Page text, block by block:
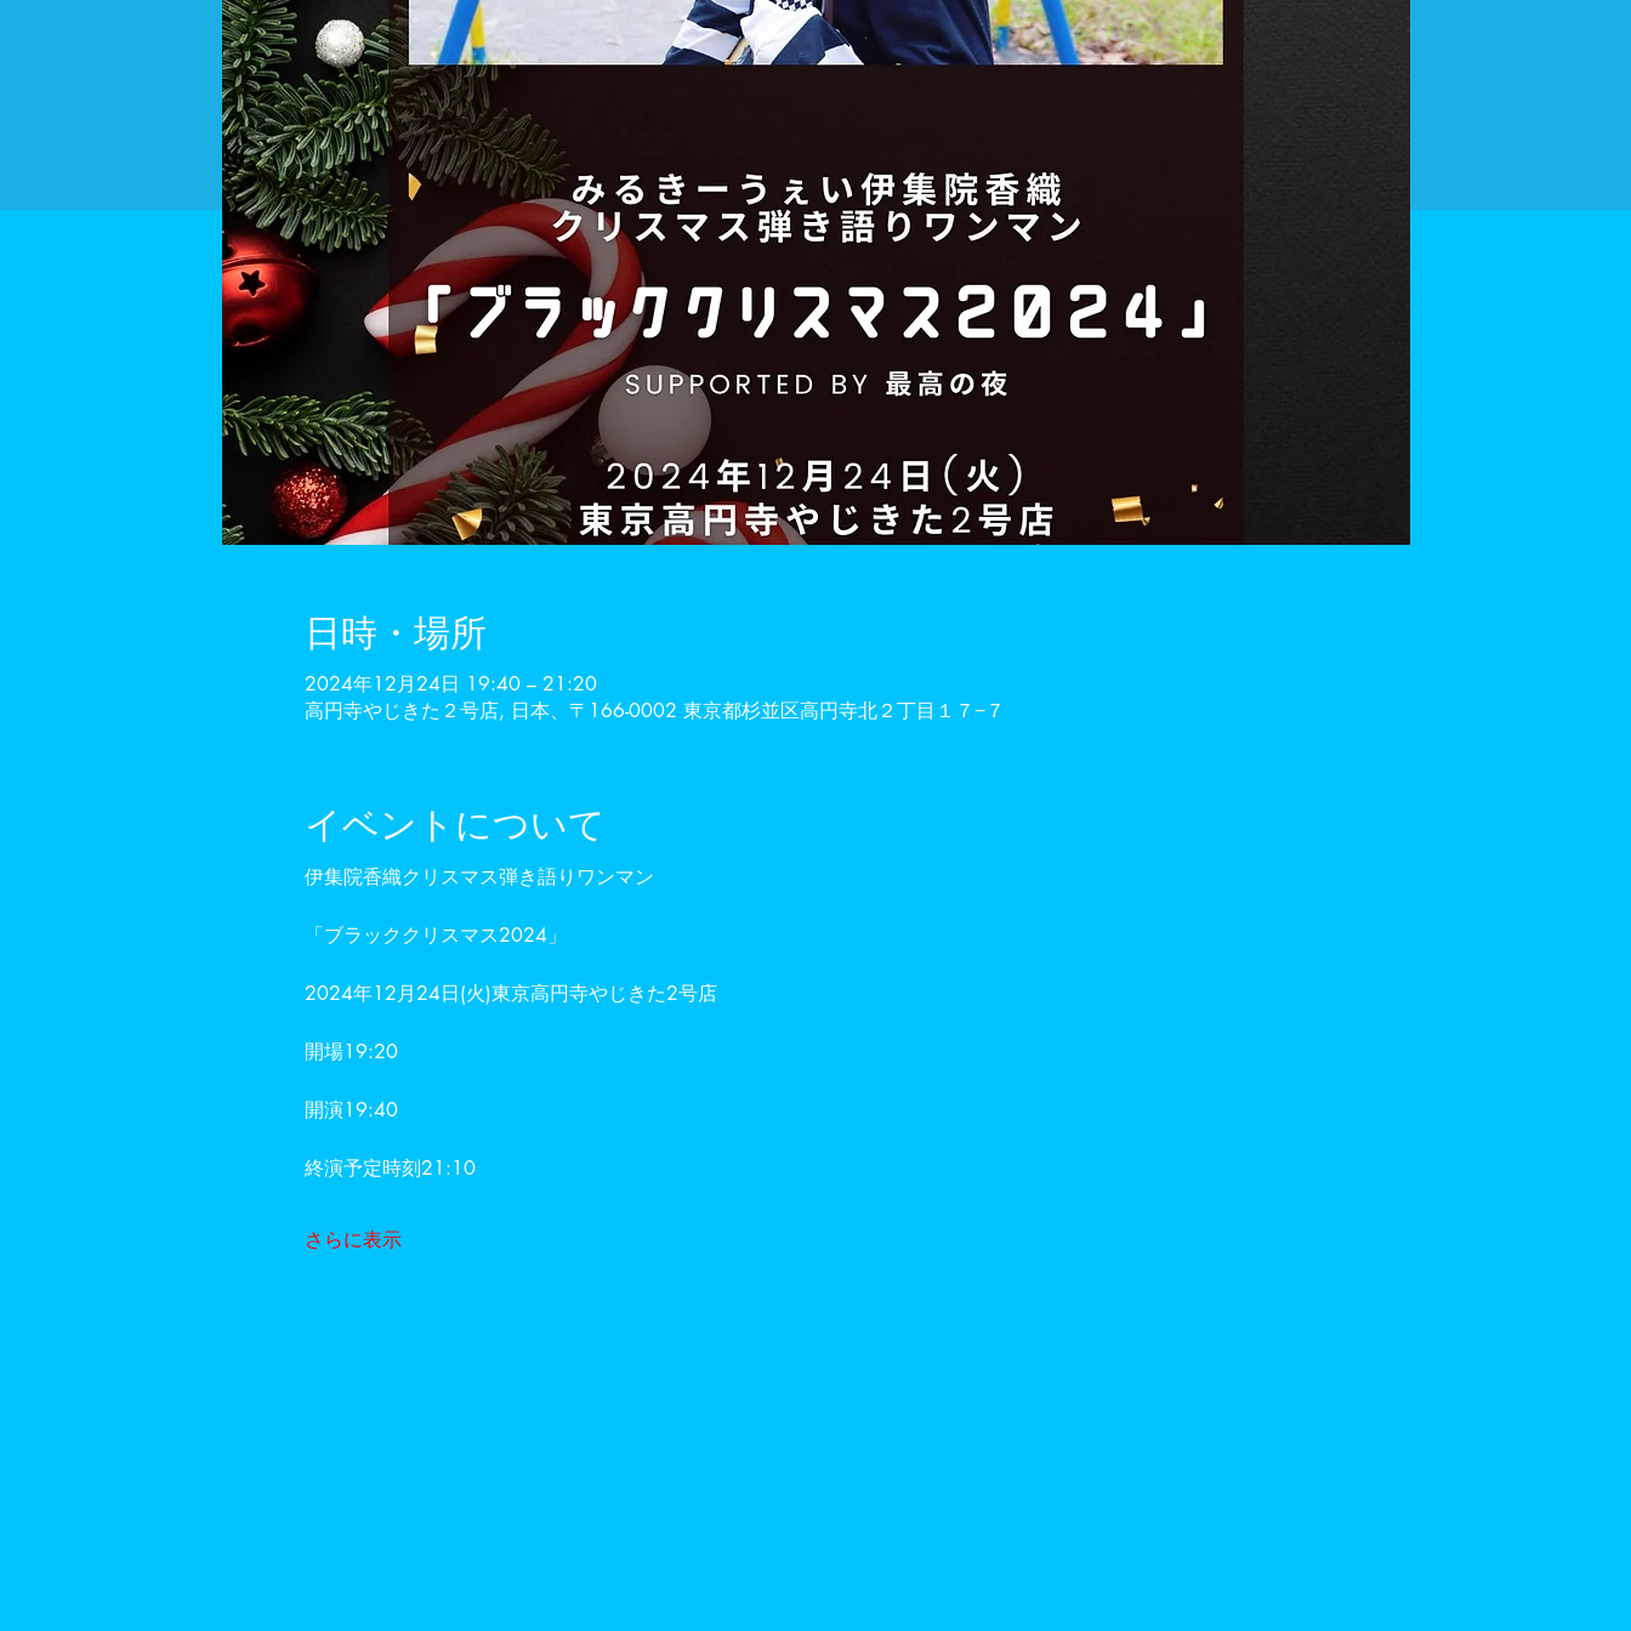
日時・場所
2024年12月24日 19:40 – 21:20
高円寺やじきた２号店, 日本、〒166-0002 東京都杉並区高円寺北２丁目１７−７
イベントについて
伊集院香織クリスマス弾き語りワンマン
「ブラッククリスマス2024」
2024年12月24日(火)東京高円寺やじきた2号店
開場19:20
開演19:40
終演予定時刻21:10
さらに表示